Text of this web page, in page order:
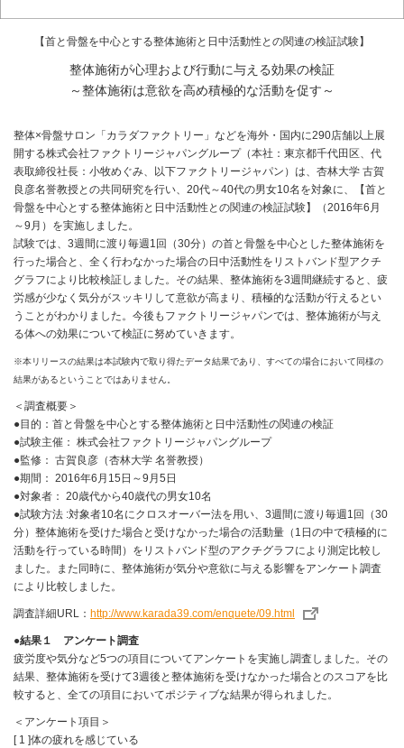
【首と骨盤を中心とする整体施術と日中活動性との関連の検証試験】
整体施術が心理および行動に与える効果の検証
～整体施術は意欲を高め積極的な活動を促す～
整体×骨盤サロン「カラダファクトリー」などを海外・国内に290店舗以上展
開する株式会社ファクトリージャパングループ（本社：東京都千代田区、代
表取締役社長：小牧めぐみ、以下ファクトリージャパン）は、杏林大学 古賀
良彦名誉教授との共同研究を行い、20代～40代の男女10名を対象に、【首と
骨盤を中心とする整体施術と日中活動性との関連の検証試験】（2016年6月
～9月）を実施しました。
試験では、3週間に渡り毎週1回（30分）の首と骨盤を中心とした整体施術を
行った場合と、全く行わなかった場合の日中活動性をリストバンド型アクチ
グラフにより比較検証しました。その結果、整体施術を3週間継続すると、疲
労感が少なく気分がスッキリして意欲が高まり、積極的な活動が行えるとい
うことがわかりました。今後もファクトリージャパンでは、整体施術が与え
る体への効果について検証に努めていきます。
※本リリースの結果は本試験内で取り得たデータ結果であり、すべての場合において同様の
結果があるということではありません。
＜調査概要＞
●目的：首と骨盤を中心とする整体施術と日中活動性の関連の検証
●試験主催： 株式会社ファクトリージャパングループ
●監修： 古賀良彦（杏林大学 名誉教授）
●期間： 2016年6月15日～9月5日
●対象者： 20歳代から40歳代の男女10名
●試験方法 :対象者10名にクロスオーバー法を用い、3週間に渡り毎週1回（30
分）整体施術を受けた場合と受けなかった場合の活動量（1日の中で積極的に
活動を行っている時間）をリストバンド型のアクチグラフにより測定比較し
ました。また同時に、整体施術が気分や意欲に与える影響をアンケート調査
により比較しました。
調査詳細URL： http://www.karada39.com/enquete/09.html
●結果１ アンケート調査
疲労度や気分など5つの項目についてアンケートを実施し調査しました。その
結果、整体施術を受けて3週後と整体施術を受けなかった場合とのスコアを比
較すると、全ての項目においてポジティブな結果が得られました。
＜アンケート項目＞
[ 1 ]体の疲れを感じている